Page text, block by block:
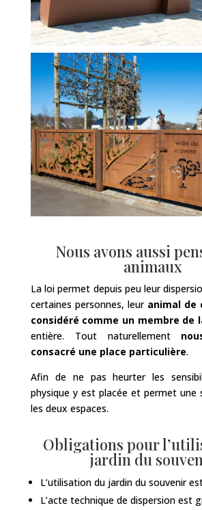
Nous avons aussi
animaux
La loi permet depuis peu leur
certaines personnes, leur animal de
considéré comme un membre de
entière. Tout naturellement
consacré une place particulière.
Afin de ne pas heurter les
physique y est placée et permet une
les deux espaces.
Obligations pour
jardin du
L’utilisation du jardin du souvenir
L’acte technique de dispersion est